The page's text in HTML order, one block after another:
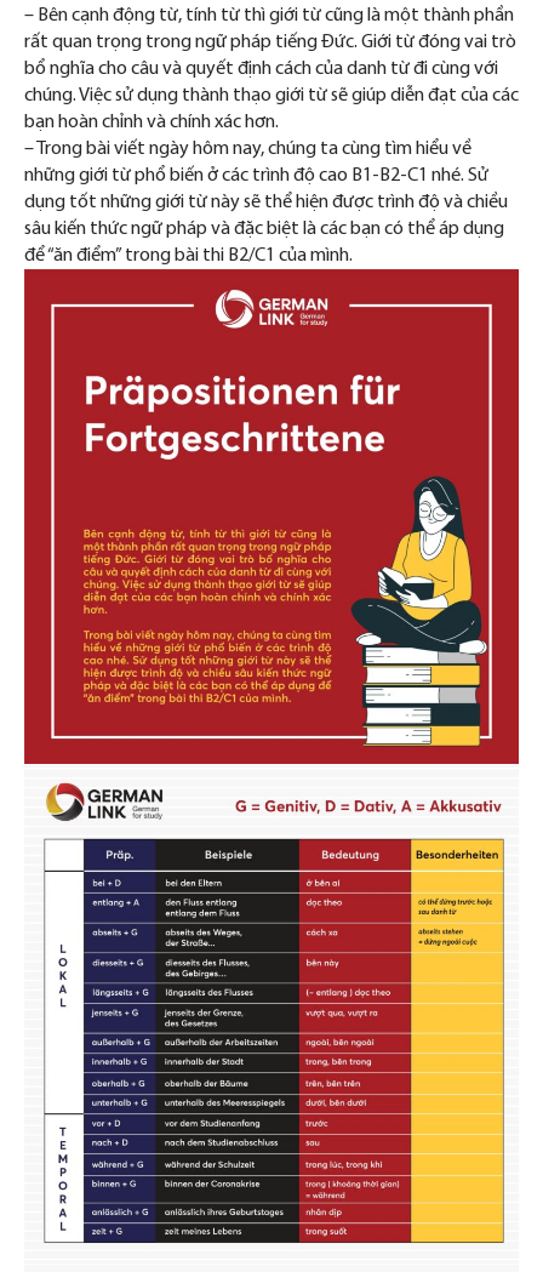
– Bên cạnh động từ, tính từ thì giới từ cũng là một thành phần
rất quan trọng trong ngữ pháp tiếng Đức. Giới từ đóng vai trò
bổ nghĩa cho câu và quyết định cách của danh từ đi cùng với
chúng. Việc sử dụng thành thạo giới từ sẽ giúp diễn đạt của các
bạn hoàn chỉnh và chính xác hơn.
– Trong bài viết ngày hôm nay, chúng ta cùng tìm hiểu về
những giới từ phổ biến ở các trình độ cao B1-B2-C1 nhé. Sử
dụng tốt những giới từ này sẽ thể hiện được trình độ và chiều
sâu kiến thức ngữ pháp và đặc biệt là các bạn có thể áp dụng
để “ăn điểm” trong bài thi B2/C1 của mình.